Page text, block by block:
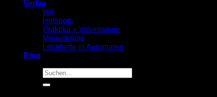
Verlag
Wir
Hotspots
Praktika + Volontariate
Manuskripte
Lesehefte in Automaten
Blog
Suche
nach: